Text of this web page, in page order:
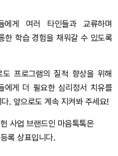
에게 여러 타인들과 교류하며
한 학습 경험을 채워갈 수 있도록
도 프로그램의 질적 향상을 위해
에게 더 필요한 심리정서 치유를
. 앞으로도 계속 지켜봐 주세요!
사업 브랜드인 마음톡톡은
록 상표입니다.